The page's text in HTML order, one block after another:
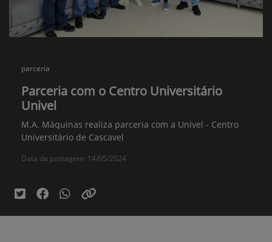
parceria
Parceria com o Centro Universitário
Univel
M.A. Máquinas realiza parceria com a Univel - Centro
Universitário de Cascavel
Data da postagem: 14/05/2024